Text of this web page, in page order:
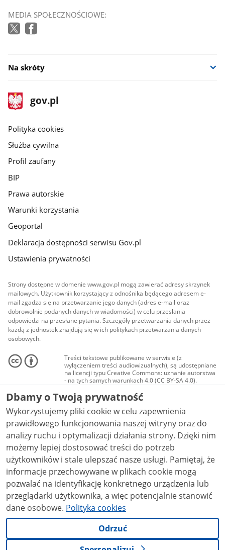
MEDIA SPOŁECZNOŚCIOWE:
Na skróty
stopka
gov.pl
Strona
gov.pl
gov.pl
Polityka cookies
Służba cywilna
Profil zaufany
BIP
Prawa autorskie
Warunki korzystania
Geoportal
Deklaracja dostępności serwisu Gov.pl
Ustawienia prywatności
Strony dostępne w domenie www.gov.pl mogą zawierać adresy skrzynek
mailowych. Użytkownik korzystający z odnośnika będącego adresem e-
mail zgadza się na przetwarzanie jego danych (adres e-mail oraz
dobrowolnie podanych danych w wiadomości) w celu przesłania
odpowiedzi na przesłane pytania. Szczegóły przetwarzania danych przez
każdą z jednostek znajdują się w ich politykach przetwarzania danych
osobowych.
Treści tekstowe publikowane w serwisie (z
wyłączeniem treści audiowizualnych), są udostępniane
na licencji typu Creative Commons: uznanie autorstwa
- na tych samych warunkach 4.0 (CC BY-SA 4.0).
Materiały audiowizualne, w tym zdjęcia, materiały
audio i wideo, są udostępniane na licencji typu
Creative Commons: uznanie autorstwa użycie
niekomercyjne - bez utworów zależnych 4.0 (CC BY-
NC-ND 4.0), o ile nie jest to stwierdzone inaczej.
Dbamy o Twoją prywatność
Wykorzystujemy pliki cookie w celu zapewnienia
prawidłowego funkcjonowania naszej witryny oraz do
analizy ruchu i optymalizacji działania strony. Dzięki nim
możemy lepiej dostosować treści do potrzeb
użytkowników i stale ulepszać nasze usługi. Pamiętaj, że
informacje przechowywane w plikach cookie mogą
pozwalać na identyfikację konkretnego urządzenia lub
przeglądarki użytkownika, a więc potencjalnie stanowić
dane osobowe. Polityka cookies
Odrzuć